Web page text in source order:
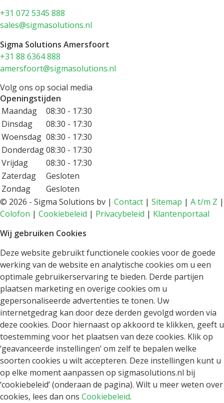
+31 072 5345 888
sales@sigmasolutions.nl
Sigma Solutions Amersfoort
+31 88 6364 888
amersfoort@sigmasolutions.nl
Volg ons op social media
Openingstijden
Maandag
08:30 - 17:30
Dinsdag
08:30 - 17:30
Woensdag 08:30 - 17:30
Donderdag08:30 - 17:30
Vrijdag
08:30 - 17:30
Zaterdag
Gesloten
Zondag
Gesloten
© 2026 - Sigma Solutions bv | Contact | Sitemap | A t/m Z |
Colofon | Cookiebeleid | Privacybeleid | Klantenportaal
Wij gebruiken Cookies
Deze website gebruikt functionele cookies voor de goede
werking van de website en analytische cookies om u een
optimale gebruikerservaring te bieden. Derde partijen
plaatsen marketing en overige cookies om u
gepersonaliseerde advertenties te tonen. Uw
internetgedrag kan door deze derden gevolgd worden via
deze cookies. Door hiernaast op akkoord te klikken, geeft u
toestemming voor het plaatsen van deze cookies. Klik op
‘geavanceerde instellingen’ om zelf te bepalen welke
soorten cookies u wilt accepteren. Deze instellingen kunt u
op elke moment aanpassen op sigmasolutions.nl bij
‘cookiebeleid’ (onderaan de pagina). Wilt u meer weten over
cookies, lees dan ons Cookiebeleid.